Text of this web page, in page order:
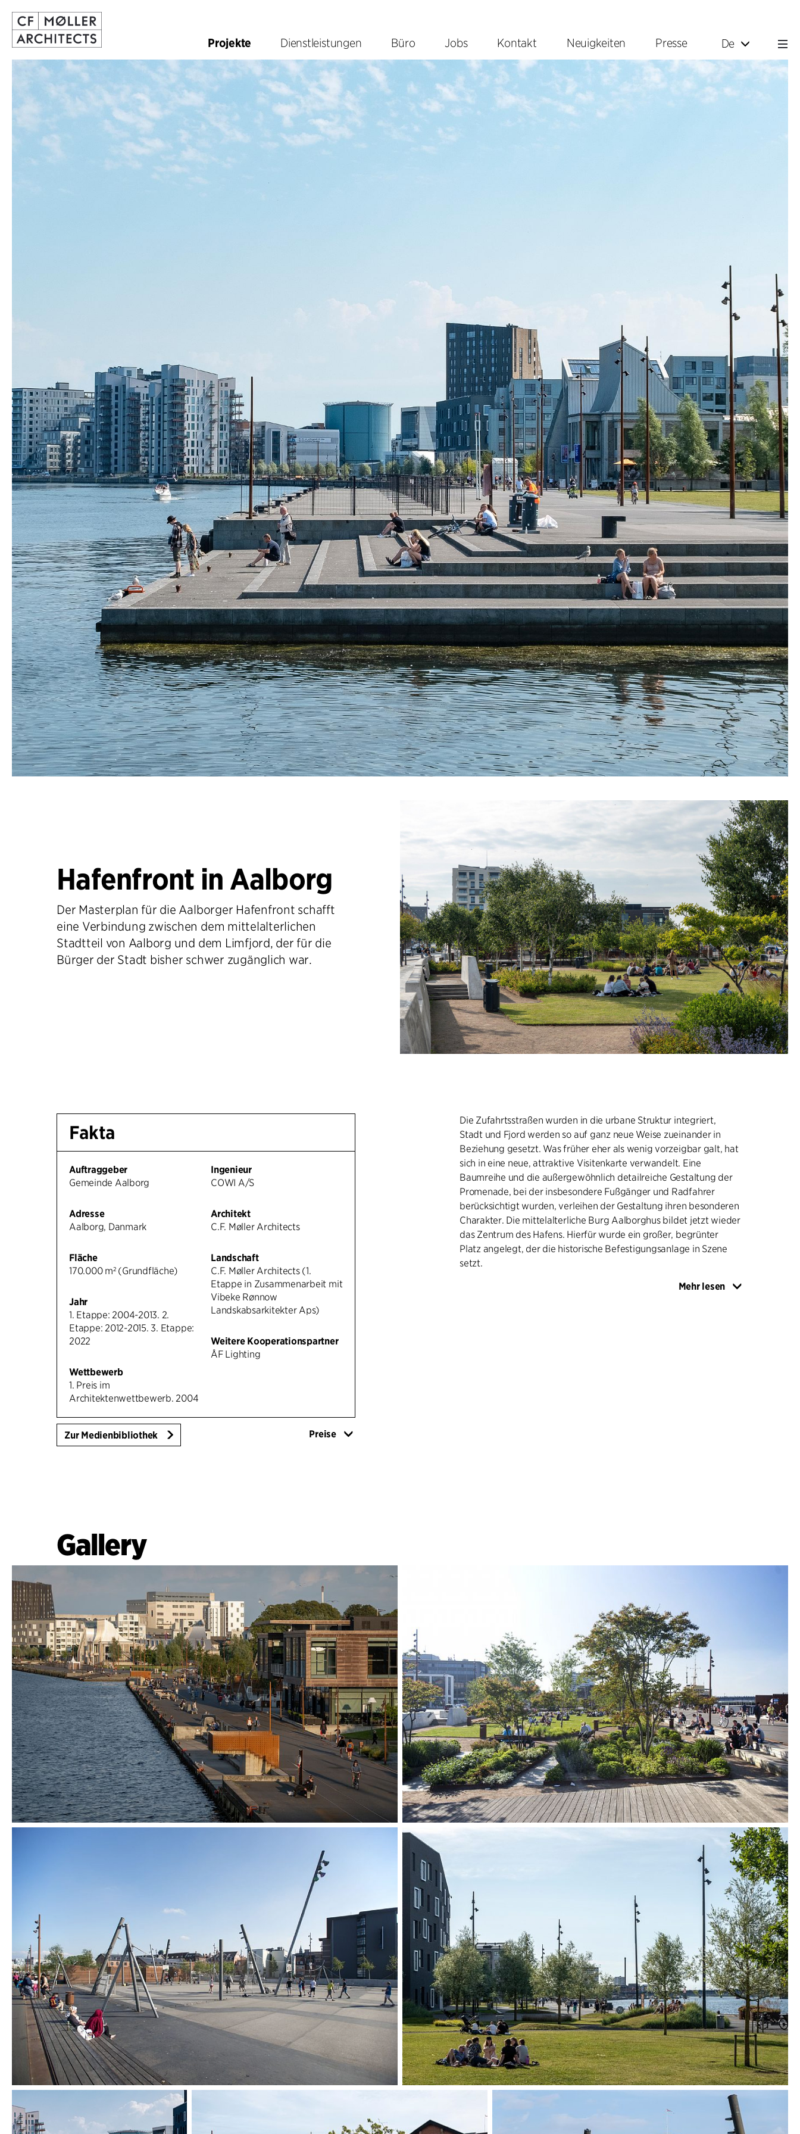
Projekte Dienstleistungen Büro Jobs Kontakt Neuigkeiten Presse De
Hafenfront in Aalborg
Der Masterplan für die Aalborger Hafenfront schafft
eine Verbindung zwischen dem mittelalterlichen
Stadtteil von Aalborg und dem Limfjord, der für die
Bürger der Stadt bisher schwer zugänglich war.
Fakta
Auftraggeber
Gemeinde Aalborg
Adresse
Aalborg, Danmark
Fläche
170.000 m² (Grundfläche)
Jahr
1. Etappe: 2004-2013. 2.
Etappe: 2012-2015. 3. Etappe:
2022
Wettbewerb
1. Preis im
Architektenwettbewerb. 2004
Ingenieur
COWI A/S
Architekt
C.F. Møller Architects
Landschaft
C.F. Møller Architects (1.
Etappe in Zusammenarbeit mit
Vibeke Rønnow
Landskabsarkitekter Aps)
Weitere Kooperationspartner
ÅF Lighting
Zur Medienbibliothek Preise
Die Zufahrtsstraßen wurden in die urbane Struktur integriert,
Stadt und Fjord werden so auf ganz neue Weise zueinander in
Beziehung gesetzt. Was früher eher als wenig vorzeigbar galt, hat
sich in eine neue, attraktive Visitenkarte verwandelt. Eine
Baumreihe und die außergewöhnlich detailreiche Gestaltung der
Promenade, bei der insbesondere Fußgänger und Radfahrer
berücksichtigt wurden, verleihen der Gestaltung ihren besonderen
Charakter. Die mittelalterliche Burg Aalborghus bildet jetzt wieder
das Zentrum des Hafens. Hierfür wurde ein großer, begrünter
Platz angelegt, der die historische Befestigungsanlage in Szene
setzt.
Die Treppen der Promenade und die tiefer liegenden Terrassen
Gestaltung der Hafenfront Aalborgs, die zum zentralen Stadtpark
Mehr lesen
Gallery